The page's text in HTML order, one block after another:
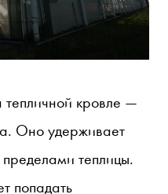
кровле —
Оно удерживает
теплицы.
попадать